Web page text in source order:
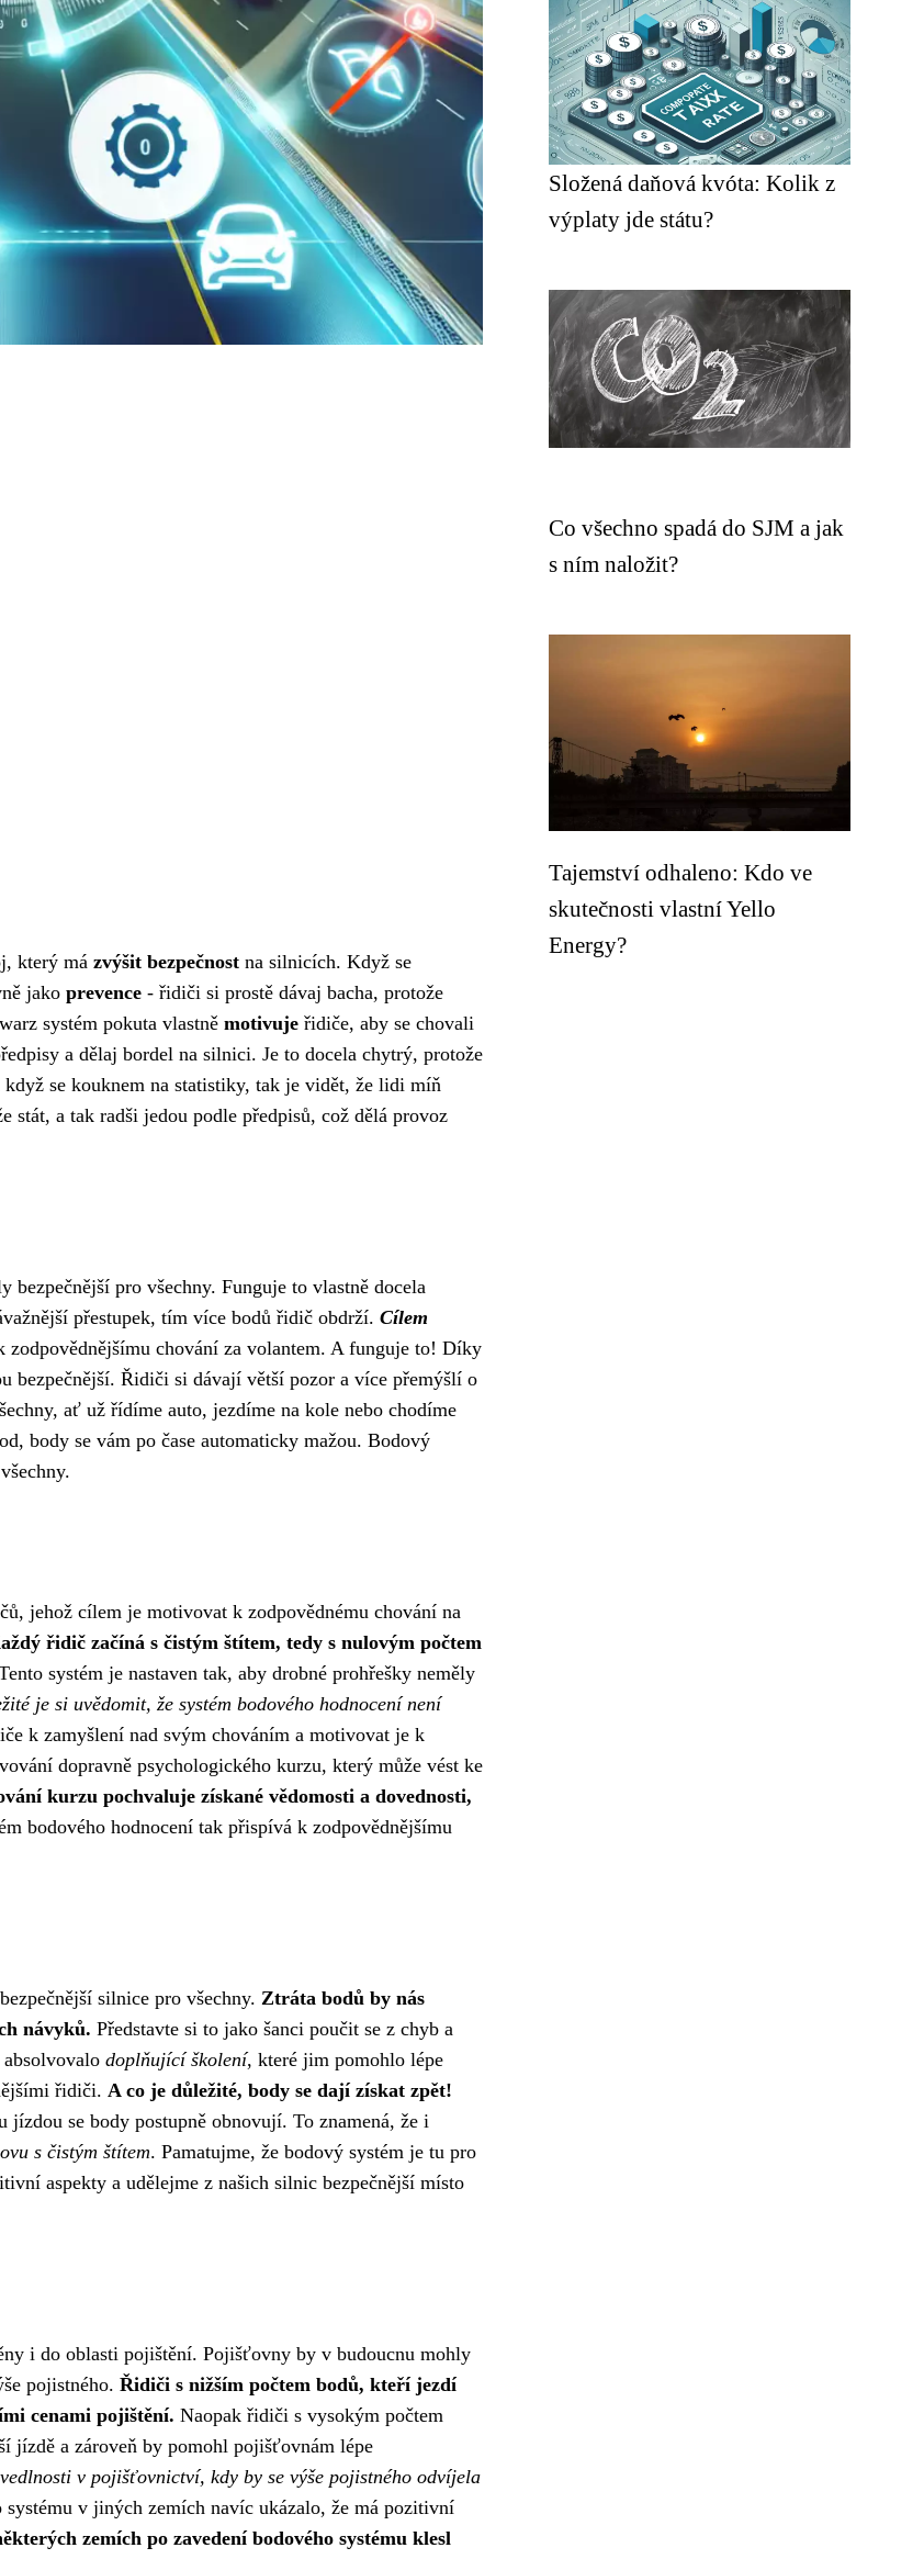
který má zvýšit bezpečnost na silnicích. Když se
jako prevence - řidiči si prostě dávaj bacha, protože
systém pokuta vlastně motivuje řidiče, aby se chovali
a dělaj bordel na silnici. Je to docela chytrý, protože
se kouknem na statistiky, tak je vidět, že lidi míň
a tak radši jedou podle předpisů, což dělá provoz
pro všechny. Funguje to vlastně docela
přestupek, tím více bodů řidič obdrží. Cílem
chování za volantem. A funguje to! Díky
bezpečnější. Řidiči si dávají větší pozor a více přemýšlí o
ať už řídíme auto, jezdíme na kole nebo chodíme
body se vám po čase automaticky mažou. Bodový
jehož cílem je motivovat k zodpovědnému chování na
řidič začíná s čistým štítem, tedy s nulovým počtem
systém je nastaven tak, aby drobné prohřešky neměly
je si uvědomit, že systém bodového hodnocení není
k zamyšlení nad svým chováním a motivovat je k
dopravně psychologického kurzu, který může vést ke
kurzu pochvaluje získané vědomosti a dovednosti,
bodového hodnocení tak přispívá k zodpovědnějšímu
silnice pro všechny. Ztráta bodů by nás
návyků. Představte si to jako šanci poučit se z chyb a
doplňující školení, které jim pomohlo lépe
řidiči. A co je důležité, body se dají získat zpět!
se body postupně obnovují. To znamená, že i
s čistým štítem. Pamatujme, že bodový systém je tu pro
aspekty a udělejme z našich silnic bezpečnější místo
i do oblasti pojištění. Pojišťovny by v budoucnu mohly
pojistného. Řidiči s nižším počtem bodů, kteří jezdí
cenami pojištění. Naopak řidiči s vysokým počtem
jízdě a zároveň by pomohl pojišťovnám lépe
v pojišťovnictví, kdy by se výše pojistného odvíjela
systému v jiných zemích navíc ukázalo, že má pozitivní
zemích po zavedení bodového systému klesl
Složená daňová kvóta: Kolik z
výplaty jde státu?
Co všechno spadá do SJM a jak
s ním naložit?
Tajemství odhaleno: Kdo ve
skutečnosti vlastní Yello
Energy?